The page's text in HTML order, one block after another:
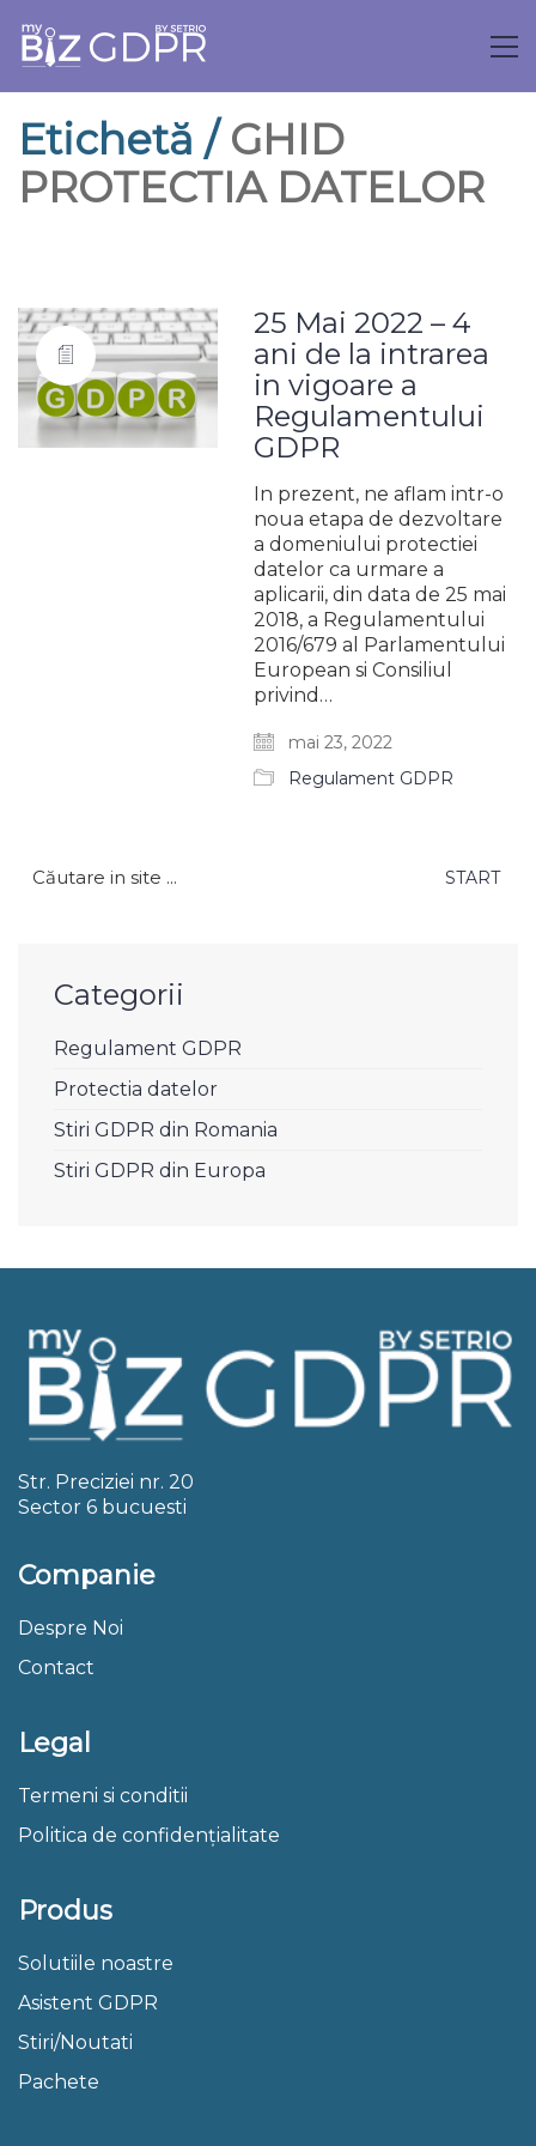
Etichetă / GHID
PROTECTIA DATELOR
25 Mai 2022 – 4
ani de la intrarea
in vigoare a
Regulamentului
GDPR
In prezent, ne aflam intr-o
noua etapa de dezvoltare
a domeniului protectiei
datelor ca urmare a
aplicarii, din data de 25 mai
2018, a Regulamentului
2016/679 al Parlamentului
European si Consiliul
privind…
mai 23, 2022
Regulament GDPR
după:
Categorii
Regulament GDPR
Protectia datelor
Stiri GDPR din Romania
Stiri GDPR din Europa
Str. Preciziei nr. 20
Sector 6 bucuesti
Companie
Despre Noi
Contact
Legal
Termeni si conditii
Politica de confidențialitate
Produs
Solutiile noastre
Asistent GDPR
Stiri/Noutati
Pachete